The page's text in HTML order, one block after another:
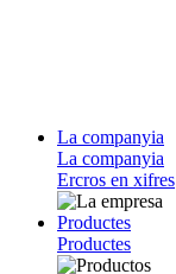
La companyia
La companyia
Ercros en xifres
Productes
Productes